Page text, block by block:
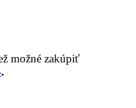
možné zakúpiť
.